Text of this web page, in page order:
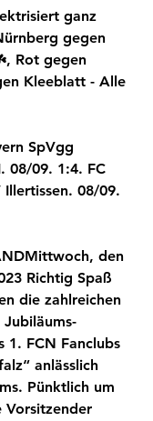
ganz
gegen
Rot gegen
Kleeblatt - Alle
SpVgg
08/09. 1:4. FC
08/09.
den
Richtig Spaß
die zahlreichen
1. FCN Fanclubs
anlässlich
Pünktlich um
Vorsitzender